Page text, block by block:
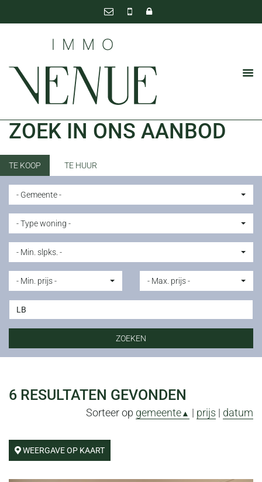
ZOEK IN ONS AANBOD
- Gemeente -
- Type woning -
- Min. slpks. -
- Min. prijs - - Max. prijs -
ZOEKEN
TE KOOP TE HUUR
6 RESULTATEN GEVONDEN
Sorteer op gemeente▲ | prijs | datum
WEERGAVE OP KAART